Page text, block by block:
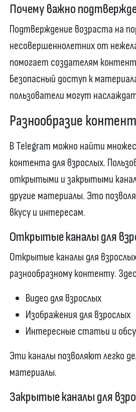
Почему важно
Подтверждение возраста на
несовершеннолетних от
помогает создателям
Безопасный доступ к
пользователи могут
Разнообразие
В Telegram можно найти
контента для взрослых.
открытыми и закрытыми
другие материалы. Это
вкусу и интересам.
Открытые каналы для
Открытые каналы для
разнообразному контенту.
Видео для взрослых
Изображения для взрослых
Интересные статьи и
Эти каналы позволяют легко
материалы.
Закрытые каналы для